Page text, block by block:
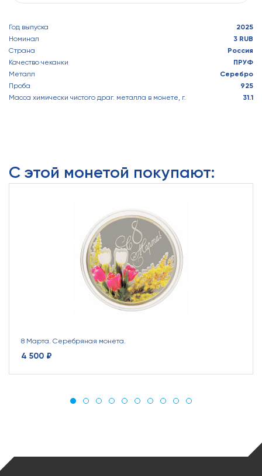
Год выпуска
2025
Номинал
3 RUB
Страна
Россия
Качество чеканки
ПРУФ
Металл
Серебро
Проба
925
Масса химически чистого драг. металла в монете, г.
31.1
С этой монетой покупают:
8 Марта. Серебряная монета.
4 500 ₽